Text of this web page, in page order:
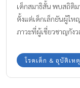
เด็กสมาธิสั้น พบสถิติม
ตั้งแต่เด็กเล็กยันผู้ให
ภาวะที่ผู้เชี่ยวชาญกังว
โรคเด็ก & อุบัติเหตุ